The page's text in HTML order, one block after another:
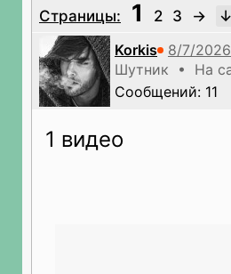
Страницы: 1 2 3
→
Korkis
Шутник • На
Сообщений: 11
1 видео